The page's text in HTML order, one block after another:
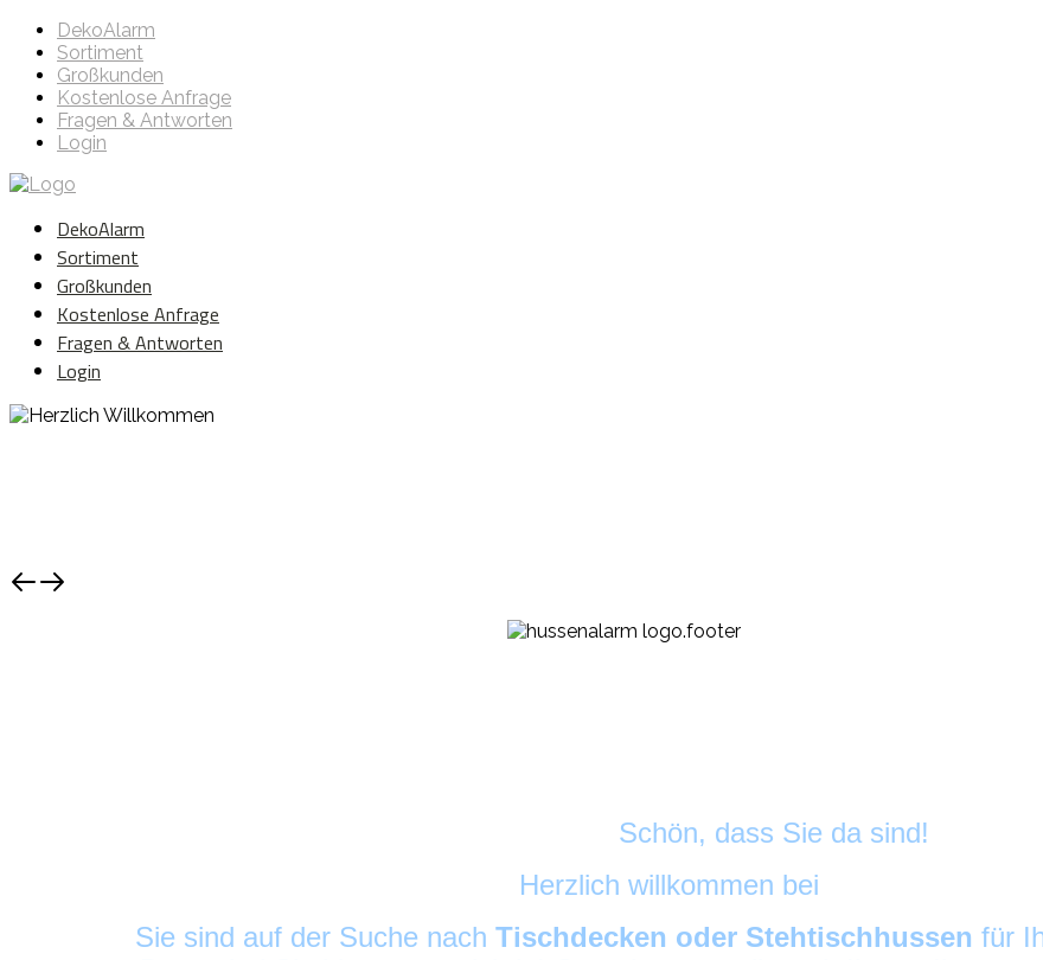
DekoAlarm
Sortiment
Großkunden
Kostenlose Anfrage
Fragen & Antworten
Login
DekoAlarm
Sortiment
Großkunden
Kostenlose Anfrage
Fragen & Antworten
Login
Schön, dass Sie da sind!
Herzlich willkommen bei
Sie sind auf der Suche nach Tischdecken oder Stehtischhussen für